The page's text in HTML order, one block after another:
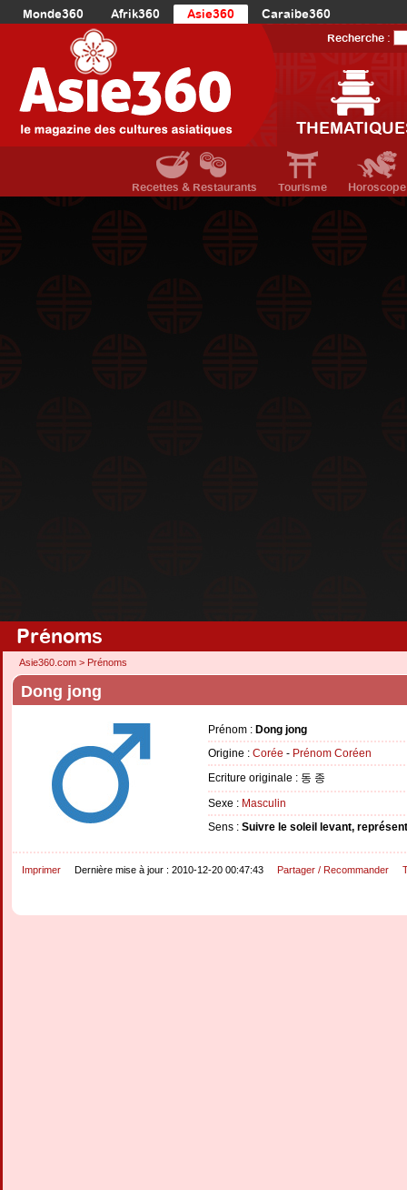
Monde360 Afrik360 Asie360
Caraibe360
Europe360
AmériqueDuNord360
Océanie360
Recherche :
Recettes & Restaurants Tourisme Horoscope
Prénoms
Asie360.com > Prénoms
Dong jong
Prénom : Dong jong
Origine : Corée - Prénom Coréen
Ecriture originale : 동 종
Sexe : Masculin
Sens : Suivre le soleil levant,
Imprimer Dernière mise à jour : 2010-12-20 00:47:43 Partager / Recommander